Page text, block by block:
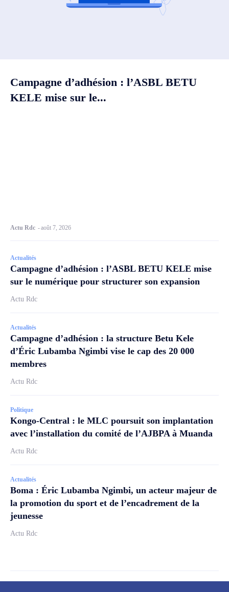
Campagne d’adhésion : l’ASBL BETU
KELE mise sur le...
Actu Rdc -août 7, 2026
Actualités
Campagne d’adhésion : l’ASBL BETU KELE mise
sur le numérique pour structurer son expansion
Actu Rdc
Actualités
Campagne d’adhésion : la structure Betu Kele
d’Éric Lubamba Ngimbi vise le cap des 20 000
membres
Actu Rdc
Politique
Kongo-Central : le MLC poursuit son implantation
avec l’installation du comité de l’AJBPA à Muanda
Actu Rdc
Actualités
Boma : Éric Lubamba Ngimbi, un acteur majeur de
la promotion du sport et de l’encadrement de la
jeunesse
Actu Rdc